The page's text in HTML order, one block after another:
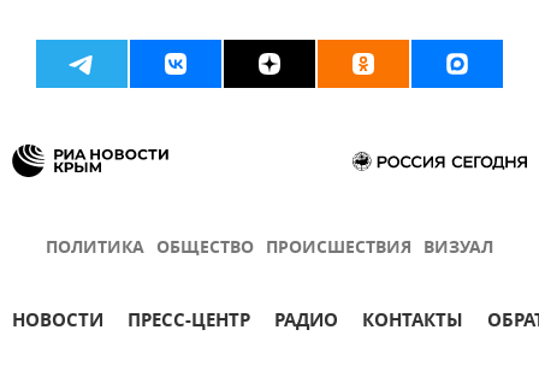
ПОЛИТИКА ОБЩЕСТВО ПРОИСШЕСТВИЯ ВИЗУАЛ
НОВОСТИ ПРЕСС-ЦЕНТР РАДИО КОНТАКТЫ